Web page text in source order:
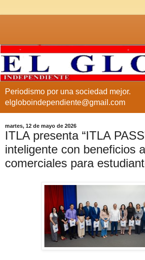
Periodismo por una sociedad mejor.
elgloboindependiente@gmail.com
martes, 12 de mayo de 2026
ITLA presenta “ITLA
inteligente con beneficios
comerciales para